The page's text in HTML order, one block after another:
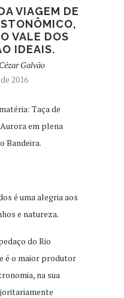
VIAGEM DE
VALE DOS
IDEAIS.
Galvão
2016
Taça de
em plena
Bandeira.
é uma alegria aos
e natureza.
do Rio
é o maior produtor
na sua